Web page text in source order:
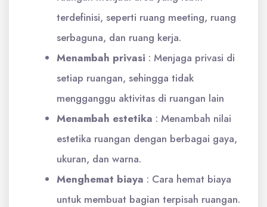
terdefinisi, seperti ruang meeting, ruang
serbaguna, dan ruang kerja.
Menambah privasi : Menjaga privasi di
setiap ruangan, sehingga tidak
mengganggu aktivitas di ruangan lain
Menambah estetika : Menambah nilai
estetika ruangan dengan berbagai gaya,
ukuran, dan warna.
Menghemat biaya : Cara hemat biaya
untuk membuat bagian terpisah ruangan.